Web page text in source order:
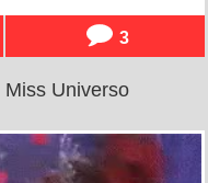
3
Universo